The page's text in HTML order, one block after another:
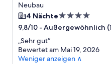
Neubau
4 Nächte4.0-
Sterne-
9,8/10 - Außergewöhnlich
„Sehr gut“
Bewertet am Mai 19, 2026
Weniger anzeigen ∧